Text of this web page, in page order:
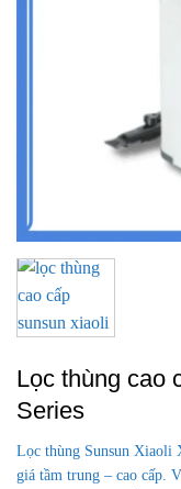
Lọc thùng cao
Series
Lọc thùng Sunsun Xiaoli
giá tầm trung – cao cấp.